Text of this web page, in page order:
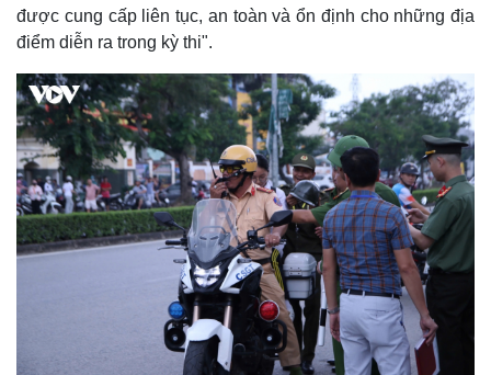
Kinh tế
Bất động sản
Khởi nghiệp
Thị trường
Giá vàng
Tiêu dùng
Tỷ giá
Chứng khoán
Giá cà phê
được cung cấp liên tục, an toàn và ổn định cho những địa
điểm diễn ra trong kỳ thi".